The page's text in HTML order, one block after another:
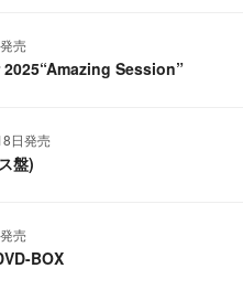
売
Session”
日発売
盤)
売
BOX